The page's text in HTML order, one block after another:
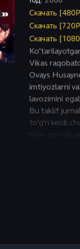
Скачать
Скачать
Скачать
Vikas
Ovays
imtiyozlarni
lavozimini
Bu taklif
to'g'ri keldi,
bilan og'riqli